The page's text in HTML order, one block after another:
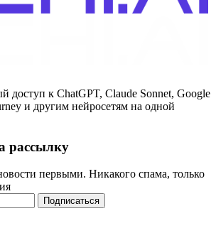
доступ к ChatGPT, Claude Sonnet, Google
и другим нейросетям на одной
рассылку
первыми. Никакого спама, только
Подписаться